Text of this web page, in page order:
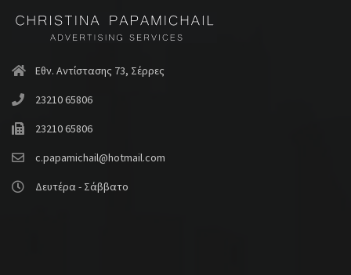
Εθν. Αντίστασης 73, Σέρρες
23210 65806
23210 65806
c.papamichail@hotmail.com
Δευτέρα - Σάββατο